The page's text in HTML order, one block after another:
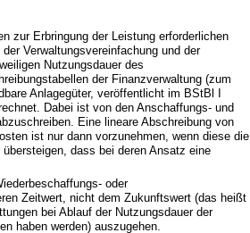
zur Erbringung der Leistung erforderlichen
Verwaltungsvereinfachung und der
Nutzungsdauer des
der Finanzverwaltung (zum
Anlagegüter, veröffentlicht im BStBl I
Dabei ist von den Anschaffungs- und
Eine lineare Abschreibung von
ist nur dann vorzunehmen, wenn diese die
dass bei deren Ansatz eine
oder
Zeitwert, nicht dem Zukunftswert (das heißt
bei Ablauf der Nutzungsdauer der
haben werden) auszugehen.